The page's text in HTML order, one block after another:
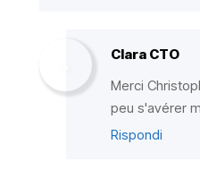
Clara CTO
Merci
peu s'avérer
Rispondi